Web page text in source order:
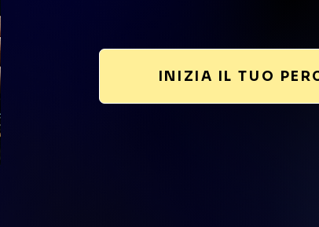
INIZIA IL TUO